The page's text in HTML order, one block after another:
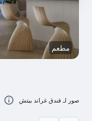
مطعم
صور لـ فندق غراند بيتش